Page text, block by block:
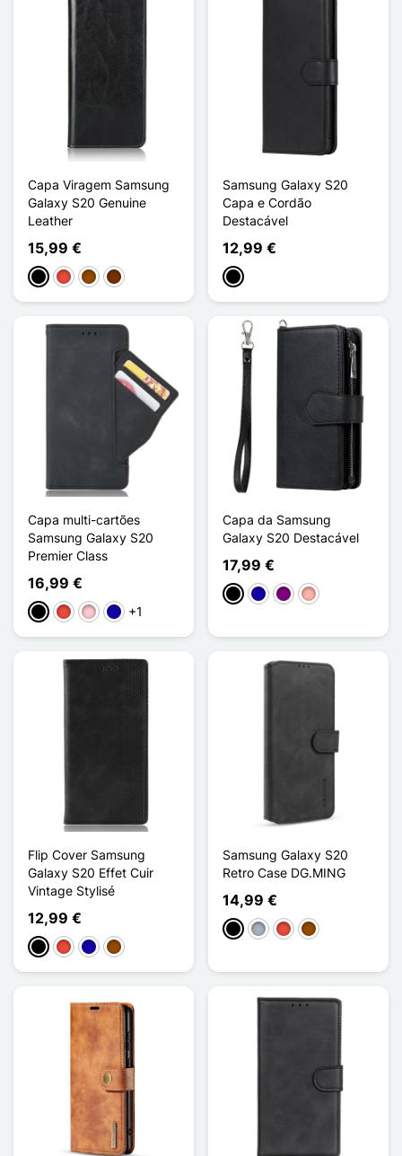
Capa Viragem Samsung
Galaxy S20 Genuine
Leather
15,99 €
PretoVermelho
Castanho
Café
Samsung Galaxy S20
Capa e Cordão
Destacável
12,99 €
Preto
Capa multi-cartões
Samsung Galaxy S20
Premier Class
16,99 €
PretoVermelho
RosaAzul Escuro
+1
Capa da Samsung
Galaxy S20 Destacável
17,99 €
PretoAzul Escuro
PúrpuraOuro rosa
Flip Cover Samsung
Galaxy S20 Effet Cuir
Vintage Stylisé
12,99 €
PretoVermelhoAzul Escuro
Castanho
Samsung Galaxy S20
Retro Case DG.MING
14,99 €
PretoCinzento
VermelhoCastanho